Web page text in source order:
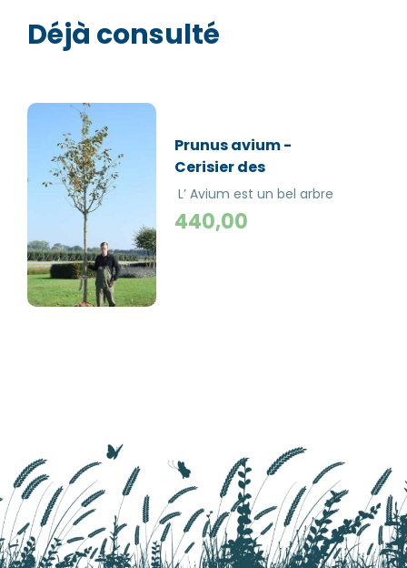
Déjà consulté
Prunus avium -
Cerisier des
Oiseaux | Hauteurs
400-600 cm |
Circonférences 14-
L’ Avium est un bel arbre
pour l'environnement avec
des fleurs blanches et des
440,00